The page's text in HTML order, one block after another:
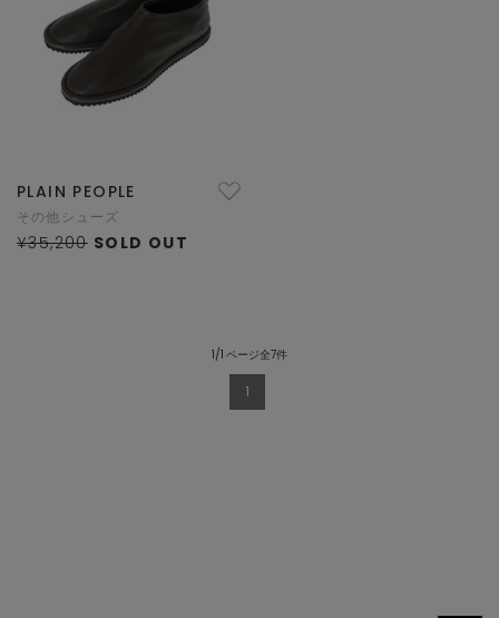
PLAIN PEOPLE
その他シューズ
¥35,200 SOLD OUT
1/1 ページ全7件
1